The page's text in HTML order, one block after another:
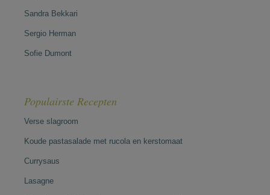
Sandra Bekkari
Sergio Herman
Sofie Dumont
Populairste Recepten
Verse slagroom
Koude pastasalade met rucola en kerstomaat
Currysaus
Lasagne